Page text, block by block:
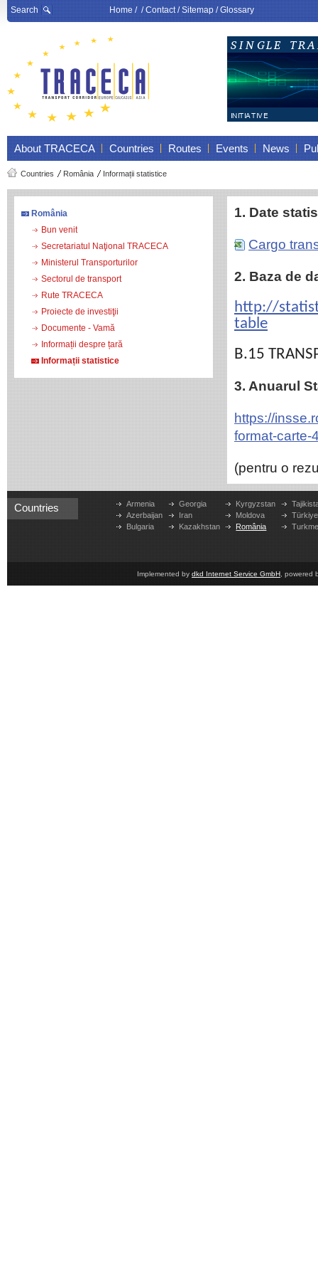
Search Home/ /Contact/Sitemap/Glossary
About TRACECA Countries Routes Events News
Countries România Informații statistice
România
Bun venit
Secretariatul Naţional TRACECA
Ministerul Transporturilor
Sectorul de transport
Rute TRACECA
Proiecte de investiţii
Documente - Vamă
Informații despre țară
Informații statistice
1. Date
Cargo
2. Baza de
http://
table
B.15 TR
3. Anuarul
https://
format-carte-
(pentru o
Countries
Armenia
Azerbaijan
Bulgaria
Georgia
Iran
Kazakhstan
Kyrgyzstan
Moldova
România
Türkiye
Implemented by dkd Internet Service GmbH , powered